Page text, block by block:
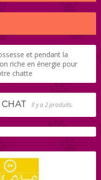
et pendant la
riche en énergie pour
chatte
CHAT Il y a 2 produits.